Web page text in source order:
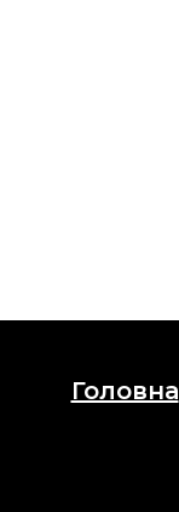
Головна